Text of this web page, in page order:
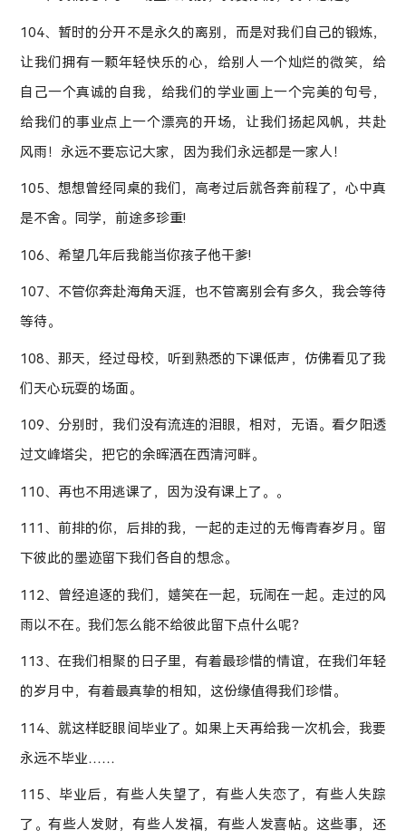
104、暂时的分开不是永久的离别，而是对我们自己的锻炼，
让我们拥有一颗年轻快乐的心，给别人一个灿烂的微笑，给
自己一个真诚的自我，给我们的学业画上一个完美的句号，
给我们的事业点上一个漂亮的开场，让我们扬起风帆，共赴
风雨！永远不要忘记大家，因为我们永远都是一家人！
105、想想曾经同桌的我们，高考过后就各奔前程了，心中真
是不舍。同学，前途多珍重!
106、希望几年后我能当你孩子他干爹!
107、不管你奔赴海角天涯，也不管离别会有多久，我会等待
等待。
108、那天，经过母校，听到熟悉的下课低声，仿佛看见了我
们天心玩耍的场面。
109、分别时，我们没有流连的泪眼，相对，无语。看夕阳透
过文峰塔尖，把它的余晖洒在西清河畔。
110、再也不用逃课了，因为没有课上了。。
111、前排的你，后排的我，一起的走过的无悔青春岁月。留
下彼此的墨迹留下我们各自的想念。
112、曾经追逐的我们，嬉笑在一起，玩闹在一起。走过的风
雨以不在。我们怎么能不给彼此留下点什么呢？
113、在我们相聚的日子里，有着最珍惜的情谊，在我们年轻
的岁月中，有着最真挚的相知，这份缘值得我们珍惜。
114、就这样眨眼间毕业了。如果上天再给我一次机会，我要
永远不毕业……
115、毕业后，有些人失望了，有些人失恋了，有些人失踪
了。有些人发财，有些人发福，有些人发喜帖。这些事，还